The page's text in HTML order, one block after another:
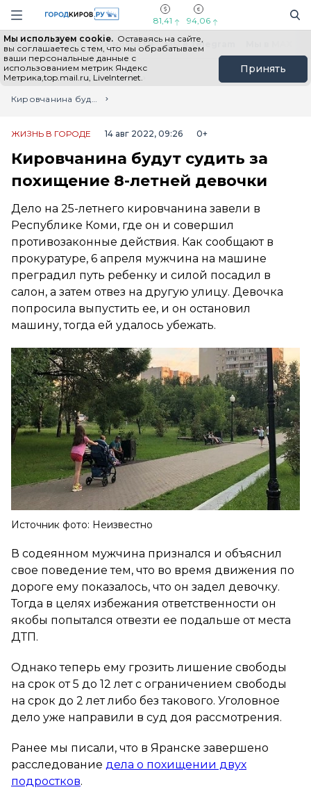
Навигация сайта
81,41 94,06
Мы используем cookie. Оставаясь на сайте,
вы соглашаетесь с тем, что мы обрабатываем
ваши персональные данные с
использованием метрик Яндекс
Метрика,top.mail.ru, LiveInternet.
Принять
Выборы - 2026 Все новости Мы в Telegram
Главная
Лента новостей
Кировчанина будут судить за похищение 8-летней девочки
ЖИЗНЬ В ГОРОДЕ 14 авг 2022, 09:26 0+
Кировчанина будут судить за
похищение 8-летней девочки
Дело на 25-летнего кировчанина завели в
Республике Коми, где он и совершил
противозаконные действия. Как сообщают в
прокуратуре, 6 апреля мужчина на машине
преградил путь ребенку и силой посадил в
салон, а затем отвез на другую улицу. Девочка
попросила выпустить ее, и он остановил
машину, тогда ей удалось убежать.
Источник фото: Неизвестно
В содеянном мужчина признался и объяснил
свое поведение тем, что во время движения по
дороге ему показалось, что он задел девочку.
Тогда в целях избежания ответственности он
якобы попытался отвезти ее подальше от места
ДТП.
Однако теперь ему грозить лишение свободы
на срок от 5 до 12 лет с ограничением свободы
на срок до 2 лет либо без такового. Уголовное
дело уже направили в суд доя рассмотрения.
Ранее мы писали, что в Яранске завершено
расследование дела о похищении двух
подростков.